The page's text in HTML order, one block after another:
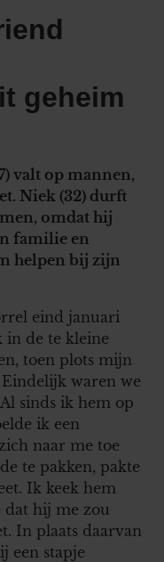
geheim
valt op mannen,
Niek (32) durft
omdat hij
familie en
helpen bij zijn
eind januari
in de te kleine
toen plots mijn
waren we
sinds ik hem op
ik een
naar me toe
te pakken, pakte
Ik keek hem
dat hij me zou
In plaats daarvan
een stapje